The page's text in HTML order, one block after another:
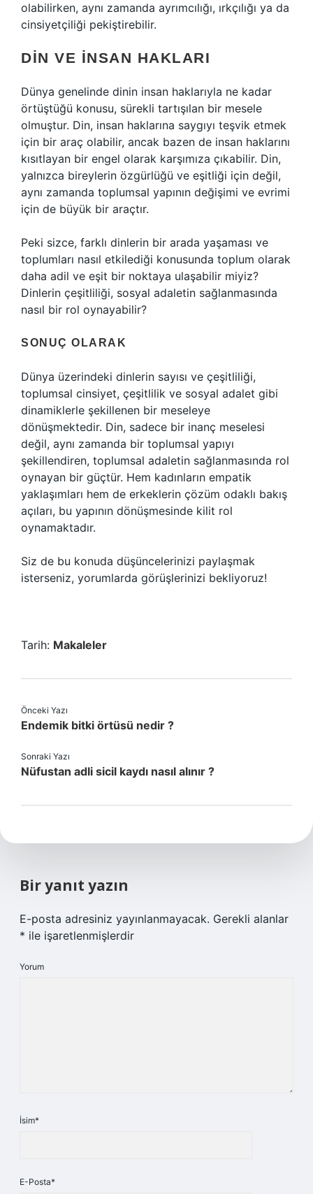
olabilirken, aynı zamanda ayrımcılığı, ırkçılığı ya da
cinsiyetçiliği pekiştirebilir.
DIN VE İNSAN HAKLARI
Dünya genelinde dinin insan haklarıyla ne kadar
örtüştüğü konusu, sürekli tartışılan bir mesele
olmuştur. Din, insan haklarına saygıyı teşvik etmek
için bir araç olabilir, ancak bazen de insan haklarını
kısıtlayan bir engel olarak karşımıza çıkabilir. Din,
yalnızca bireylerin özgürlüğü ve eşitliği için değil,
aynı zamanda toplumsal yapının değişimi ve evrimi
için de büyük bir araçtır.
Peki sizce, farklı dinlerin bir arada yaşaması ve
toplumları nasıl etkilediği konusunda toplum olarak
daha adil ve eşit bir noktaya ulaşabilir miyiz?
Dinlerin çeşitliliği, sosyal adaletin sağlanmasında
nasıl bir rol oynayabilir?
SONUÇ OLARAK
Dünya üzerindeki dinlerin sayısı ve çeşitliliği,
toplumsal cinsiyet, çeşitlilik ve sosyal adalet gibi
dinamiklerle şekillenen bir meseleye
dönüşmektedir. Din, sadece bir inanç meselesi
değil, aynı zamanda bir toplumsal yapıyı
şekillendiren, toplumsal adaletin sağlanmasında rol
oynayan bir güçtür. Hem kadınların empatik
yaklaşımları hem de erkeklerin çözüm odaklı bakış
açıları, bu yapının dönüşmesinde kilit rol
oynamaktadır.
Siz de bu konuda düşüncelerinizi paylaşmak
isterseniz, yorumlarda görüşlerinizi bekliyoruz!
Tarih: Makaleler
Önceki Yazı
Endemik bitki örtüsü nedir ?
Sonraki Yazı
Nüfustan adli sicil kaydı nasıl alınır ?
Bir yanıt yazın
E-posta adresiniz yayınlanmayacak. Gerekli alanlar
* ile işaretlenmişlerdir
Yorum
İsim*
E-Posta*